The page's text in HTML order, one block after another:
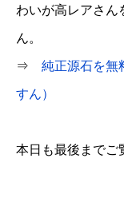
わいが高レアさん
ん。
⇒ 純正源石を無
すん）
本日も最後までご